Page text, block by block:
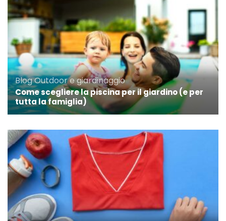
BlogOutdoor e giardinaggio
Come scegliere la piscina per il giardino (e per
tutta la famiglia)